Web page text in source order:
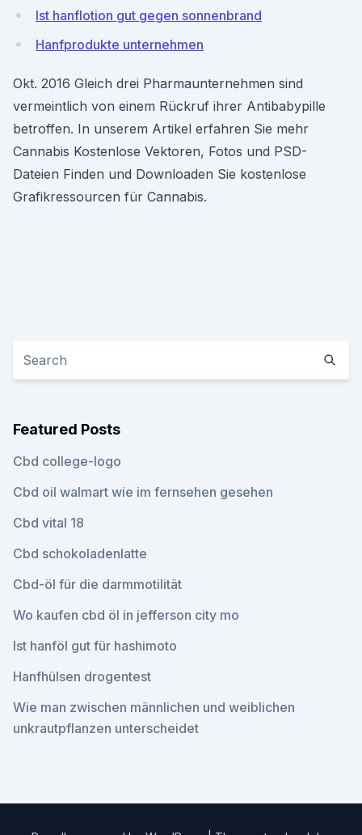
Ist hanflotion gut gegen sonnenbrand
Hanfprodukte unternehmen
Okt. 2016 Gleich drei Pharmaunternehmen sind
vermeintlich von einem Rückruf ihrer Antibabypille
betroffen. In unserem Artikel erfahren Sie mehr
Cannabis Kostenlose Vektoren, Fotos und PSD-
Dateien Finden und Downloaden Sie kostenlose
Grafikressourcen für Cannabis.
Featured Posts
Cbd college-logo
Cbd oil walmart wie im fernsehen gesehen
Cbd vital 18
Cbd schokoladenlatte
Cbd-öl für die darmmotilität
Wo kaufen cbd öl in jefferson city mo
Ist hanföl gut für hashimoto
Hanfhülsen drogentest
Wie man zwischen männlichen und weiblichen
unkrautpflanzen unterscheidet